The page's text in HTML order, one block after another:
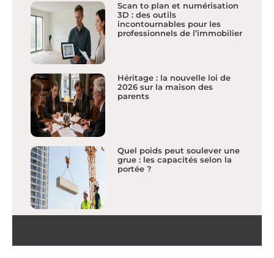
Scan to plan et numérisation
3D : des outils
incontournables pour les
professionnels de l’immobilier
Héritage : la nouvelle loi de
2026 sur la maison des
parents
Quel poids peut soulever une
grue : les capacités selon la
portée ?